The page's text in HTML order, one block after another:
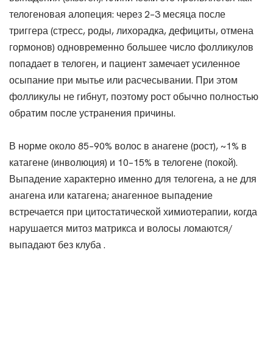
телогеновая алопеция: через 2–3 месяца после
триггера (стресс, роды, лихорадка, дефициты, отмена
гормонов) одновременно большее число фолликулов
попадает в телоген, и пациент замечает усиленное
осыпание при мытье или расчесывании. При этом
фолликулы не гибнут, поэтому рост обычно полностью
обратим после устранения причины.
В норме около 85–90% волос в анагене (рост), ~1% в
катагене (инволюция) и 10–15% в телогене (покой).
Выпадение характерно именно для телогена, а не для
анагена или катагена; анагенное выпадение
встречается при цитостатической химиотерапии, когда
нарушается митоз матрикса и волосы ломаются/
выпадают без клуба .